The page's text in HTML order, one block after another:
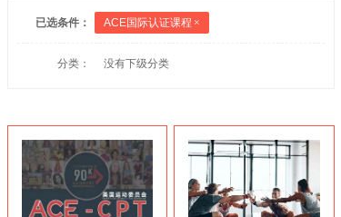
已选条件： ACE国际认证课程 ×
分类： 没有下级分类